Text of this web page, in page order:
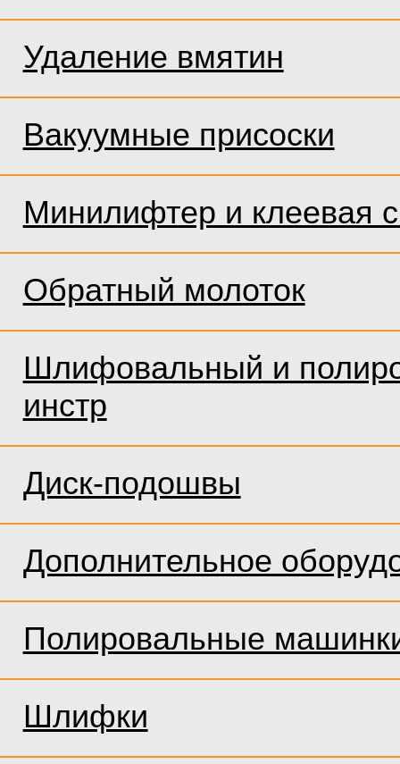
Удаление вмятин
Вакуумные присоски
Минилифтер и клеевая
Обратный молоток
Шлифовальный и
инстр
Диск-подошвы
Дополнительное
Полировальные
Шлифки